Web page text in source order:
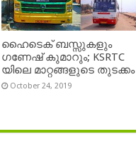
ഹൈടെക് ബസ്സുകളും
ഗണേഷ് കുമാറും; KSRTC
യിലെ മാറ്റങ്ങളുടെ തുടക്കം
October 24, 2019